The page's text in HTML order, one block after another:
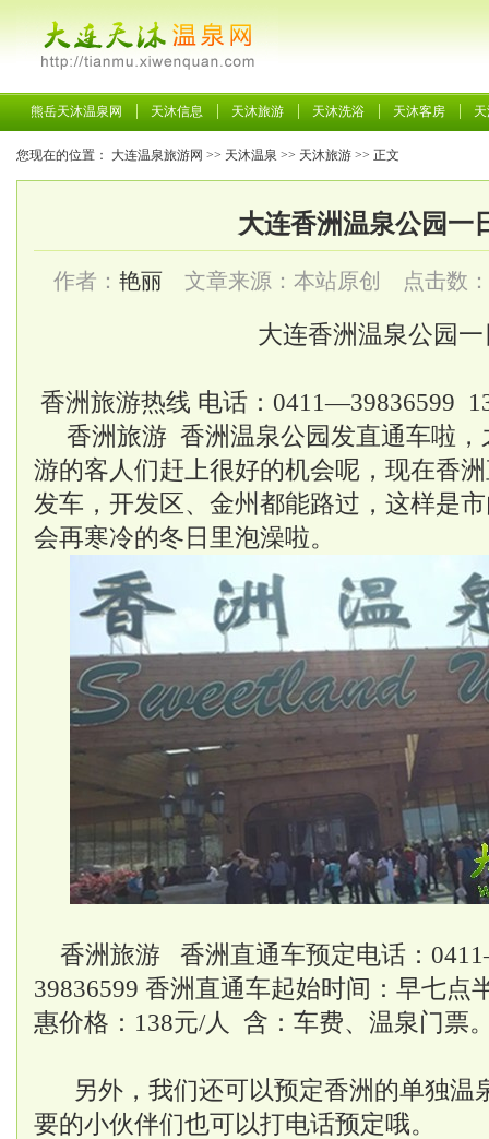
熊岳天沐温泉网 天沐信息 天沐旅游 天沐洗浴 天沐客房
您现在的位置： 大连温泉旅游网 >> 天沐温泉 >> 天沐旅游 >> 正文
大连香洲温泉公园一
作者： 艳丽 文章来源：本站原创 点击数：
大连香洲温泉公园
香洲旅游热线 电话：0411—39836599
香洲旅游 香洲温泉公园发直通车啦
游的客人们赶上很好的机会呢，现在香
发车，开发区、金州都能路过，这样是
会再寒冷的冬日里泡澡啦。
香洲旅游 香洲直通车预定电话：
39836599 香洲直通车起始时间：早七点
惠价格：138元/人 含：车费、温泉门票
另外，我们还可以预定香洲的单独温
要的小伙伴们也可以打电话预定哦。